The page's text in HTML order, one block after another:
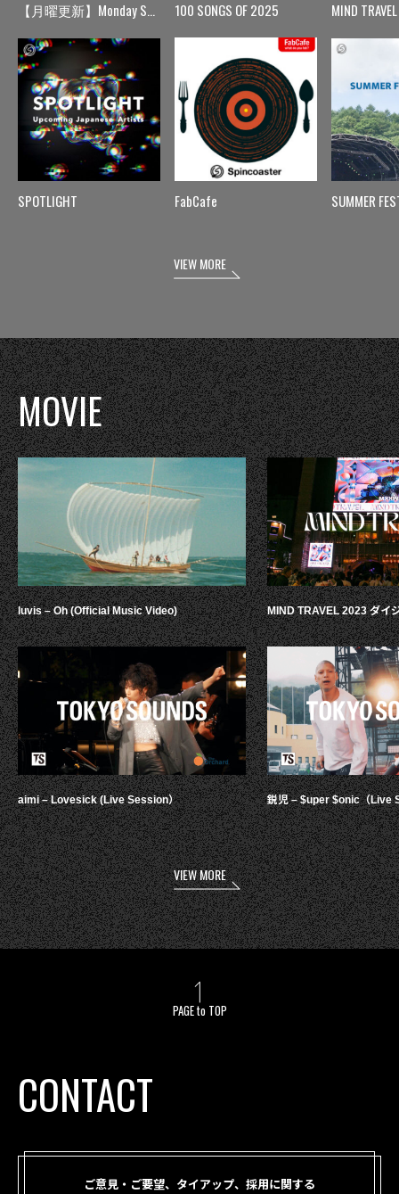
【月曜更新】Monday Spin
SPOTLIGHT
100 SONGS OF 2025
FabCafe
MIND TRAVEL
SUMMER
VIEW MORE
MOVIE
luvis – Oh (Official Music Video)
aimi – Lovesick (Live Session）
MIND TRAVEL 2023 ダイ
鋭児 – $uper $onic（Live
VIEW MORE
PAGE to TOP
CONTACT
ご意見・ご要望、タイアップ、採用に関する